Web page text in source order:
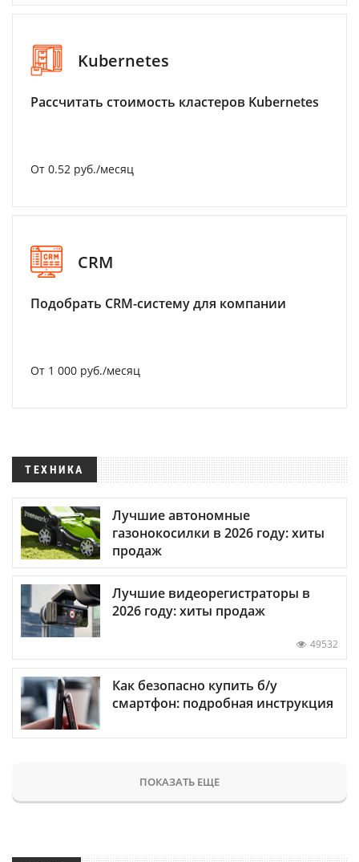
Kubernetes
Рассчитать стоимость кластеров Kubernetes
От 0.52 руб./месяц
CRM
Подобрать CRM-систему для компании
От 1 000 руб./месяц
ТЕХНИКА
Лучшие автономные
газонокосилки в 2026 году: хиты
продаж
Лучшие видеорегистраторы в
2026 году: хиты продаж
49532
Как безопасно купить б/у
смартфон: подробная инструкция
ПОКАЗАТЬ ЕЩЕ